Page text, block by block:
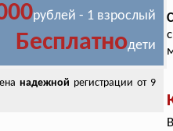
рублей - 1 взрослый
Бесплатнодети
надежной регистрации от 9